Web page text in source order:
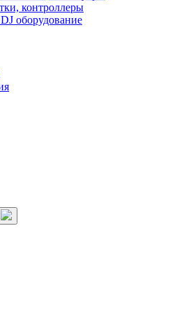
контроллеры
оборудование